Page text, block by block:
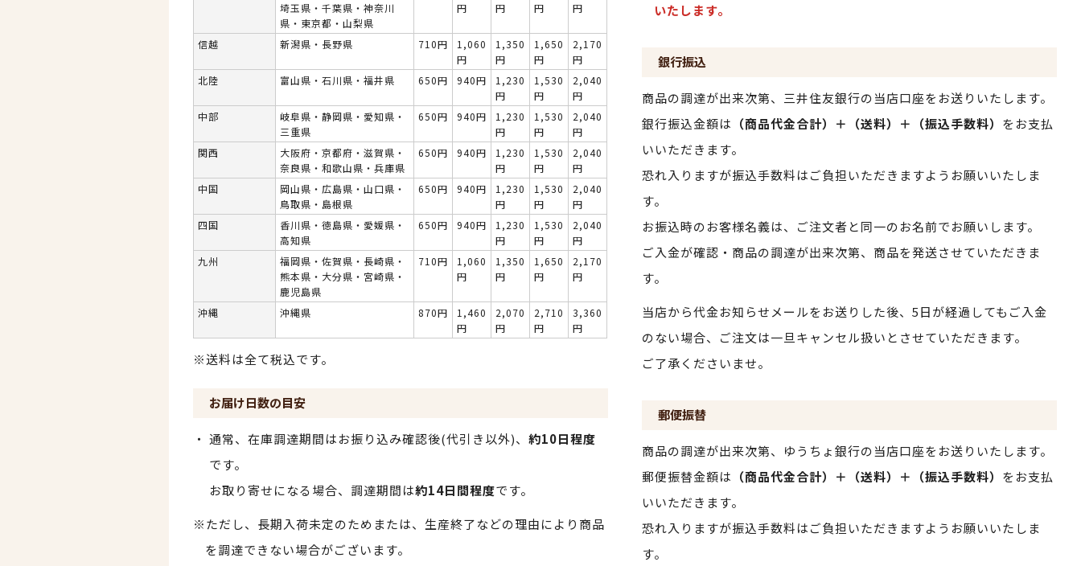
埼玉県・千葉県・神奈川
県・東京都・山梨県
円
円
円
円
信越 新潟県・長野県 710円
1,060
円
1,350
円
1,650
円
2,170
円
北陸
富山県・石川県・福井県 650円 940円
1,230
円
1,530
円
2,040
円
中部
岐阜県・静岡県・愛知県・
三重県
650円 940円
1,230
円
1,530
円
2,040
円
関西
大阪府・京都府・滋賀県・
奈良県・和歌山県・兵庫県
650円 940円
1,230
円
1,530
円
2,040
円
中国
岡山県・広島県・山口県・
鳥取県・島根県
650円 940円
1,230
円
1,530
円
2,040
円
四国
香川県・徳島県・愛媛県・
高知県
650円 940円
1,230
円
1,530
円
2,040
円
九州
福岡県・佐賀県・長崎県・
熊本県・大分県・宮崎県・
鹿児島県
710円
1,060
円
1,350
円
1,650
円
2,170
円
沖縄 沖縄県 870円
1,460
円
2,070
円
2,710
円
3,360
円
※送料は全て税込です。
お届け日数の目安
通常、在庫調達期間はお振り込み確認後(代引き以外)、 約10日程度
です。
お取り寄せになる場合、調達期間は約14日間程度です。
※ただし、長期入荷未定のためまたは、生産終了などの理由により商品
を調達できない場合がございます。
いたします。
銀行振込
商品の調達が出来次第、三井住友銀行の当店口座をお送りいたします。
銀行振込金額は （商品代金合計）＋（送料）＋（振込手数料） をお支払
いいただきます。
恐れ入りますが振込手数料はご負担いただきますようお願いいたしま
す。
お振込時のお客様名義は、ご注文者と同一のお名前でお願いします。
ご入金が確認・商品の調達が出来次第、商品を発送させていただきま
す。
当店から代金お知らせメールをお送りした後、5日が経過してもご入金
のない場合、ご注文は一旦キャンセル扱いとさせていただきます。
ご了承くださいませ。
郵便振替
商品の調達が出来次第、ゆうちょ銀行の当店口座をお送りいたします。
郵便振替金額は （商品代金合計）＋（送料）＋（振込手数料） をお支払
いいただきます。
恐れ入りますが振込手数料はご負担いただきますようお願いいたしま
す。